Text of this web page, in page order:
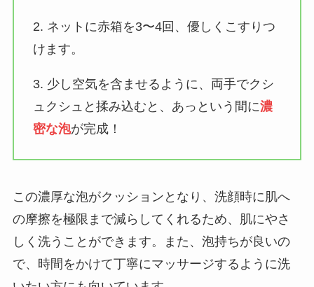
2. ネットに赤箱を3〜4回、優しくこすりつ
けます。
3. 少し空気を含ませるように、両手でクシ
ュクシュと揉み込むと、あっという間に濃
密な泡が完成！
この濃厚な泡がクッションとなり、洗顔時に肌へ
の摩擦を極限まで減らしてくれるため、肌にやさ
しく洗うことができます。また、泡持ちが良いの
で、時間をかけて丁寧にマッサージするように洗